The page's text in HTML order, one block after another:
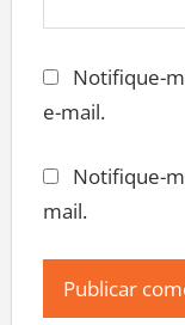
Notifique-
e-mail.
Notifique-
mail.